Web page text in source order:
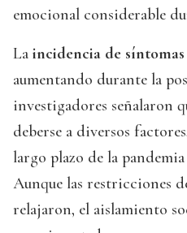
emocional considerable
La incidencia de
aumentando durante la
investigadores señalaron
deberse a diversos
largo plazo de la
Aunque las restricciones
relajaron, el aislamiento